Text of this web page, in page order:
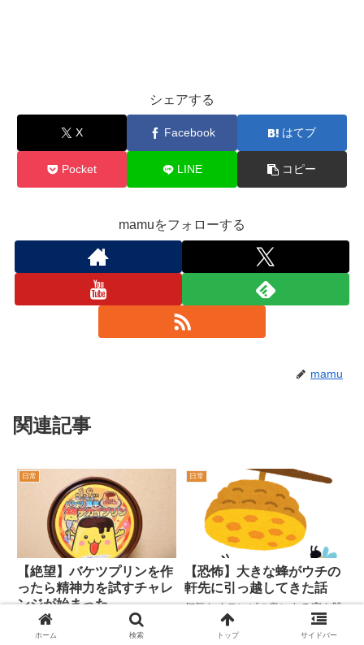
シェアする
X Facebook はてブ
Pocket LINE コピー
mamuをフォローする
mamu
関連記事
日常
【絶望】バケツプリンを作
ったら精神力を試すチャレ
ンジが始まった
憧れのバケツプリンの作り方、注
意点、作った感想まとめ。あなた
日常
【恐怖】大きな蜂がウチの
軒先に引っ越してきた話
何気なくテレビの奥にある窓を眺
めていると、大きな虫の姿を視界
に捉えた。蜂だ！蜂が羽を降ろし
ホーム 検索 トップ サイドバー